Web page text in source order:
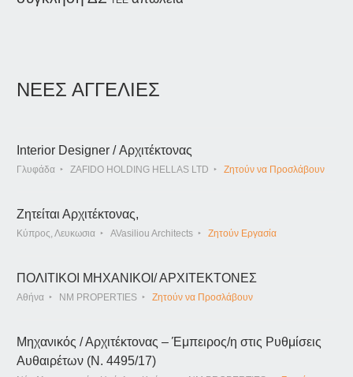
ΝΕΕΣ ΑΓΓΕΛΙΕΣ
Interior Designer / Αρχιτέκτονας
Γλυφάδα ZAFIDO HOLDING HELLAS LTD Ζητούν να Προσλάβουν
Ζητείται Αρχιτέκτονας,
Κύπρος, Λευκωσια AVasiliou Architects Ζητούν Εργασία
ΠΟΛΙΤΙΚΟΙ ΜΗΧΑΝΙΚΟΙ/ ΑΡΧΙΤΕΚΤΟΝΕΣ
Αθήνα NM PROPERTIES Ζητούν να Προσλάβουν
Μηχανικός / Αρχιτέκτονας – Έμπειρος/η στις Ρυθμίσεις
Αυθαιρέτων (Ν. 4495/17)